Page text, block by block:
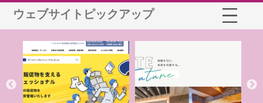
ウェブサイトピックアップ